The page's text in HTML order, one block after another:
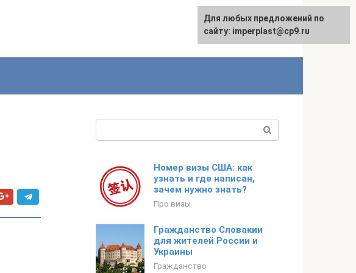
Номер визы США: как
узнать и где написан,
зачем нужно знать?
Про визы
Гражданство Словакии
для жителей России и
Украины
Гражданство
Для любых предложений по
сайту: imperplast@cp9.ru